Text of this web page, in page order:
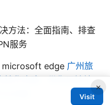
方法：全面指南、排查
服务
edge 广州旅
华攻略，带你玩转羊
攻略
×
Visit